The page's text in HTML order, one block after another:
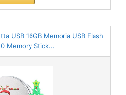
USB 16GB Memoria USB Flash
Memory Stick...